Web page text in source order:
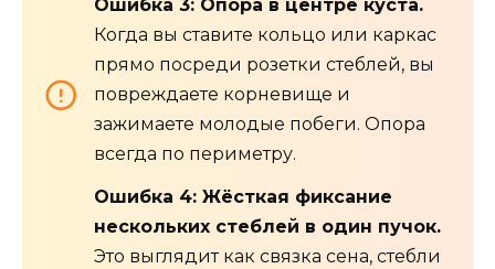
Ошибка 3: Опора в центре куста.
Когда вы ставите кольцо или каркас
прямо посреди розетки стеблей, вы
повреждаете корневище и
зажимаете молодые побеги. Опора
всегда по периметру.
Ошибка 4: Жёсткая фиксание
нескольких стеблей в один пучок.
Это выглядит как связка сена, стебли